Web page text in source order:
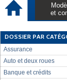
et
DOSSIER PAR
Assurance
Auto et deux roues
Banque et crédits